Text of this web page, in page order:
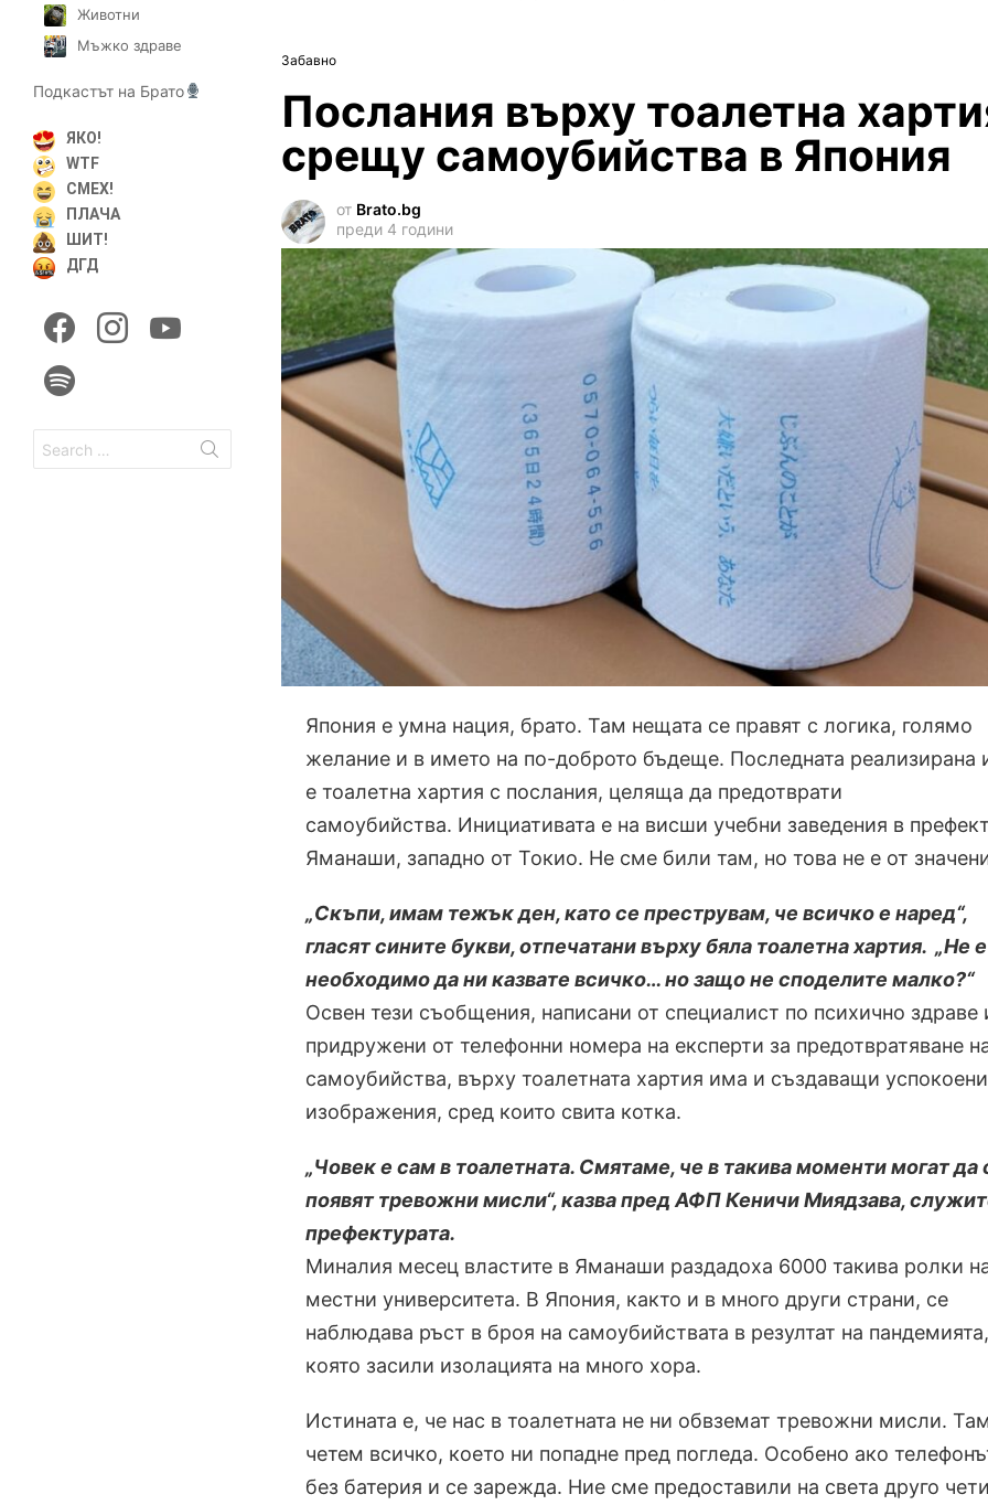
Забавно
Послания върху тоалетна
срещу самоубийства в Япония
от Brato.bg
преди 4 години
Япония е умна нация, брато. Там нещата се правят с логика, голямо
желание и в името на по-доброто бъдеще. Последната реализирана
е тоалетна хартия с послания, целяща да предотврати
самоубийства. Инициативата е на висши учебни заведения в
Яманаши, западно от Токио. Не сме били там, но това не е от
„Скъпи, имам тежък ден, като се преструвам, че всичко е наред“,
гласят сините букви, отпечатани върху бяла тоалетна хартия. „Не е
необходимо да ни казвате всичко… но защо не споделите малко?“
Освен тези съобщения, написани от специалист по психично здраве
придружени от телефонни номера на експерти за предотвратяване
самоубийства, върху тоалетната хартия има и създаващи
изображения, сред които свита котка.
„Човек е сам в тоалетната. Смятаме, че в такива моменти могат да
появят тревожни мисли“, казва пред АФП Кеничи Миядзава,
префектурата.
Миналия месец властите в Яманаши раздадоха 6000 такива ролки
местни университета. В Япония, както и в много други страни, се
наблюдава ръст в броя на самоубийствата в резултат на пандемията,
която засили изолацията на много хора.
Истината е, че нас в тоалетната не ни обвземат тревожни мисли. Там
четем всичко, което ни попадне пред погледа. Особено ако
без батерия и се зарежда. Ние сме предоставили на света друго
Животни
Мъжко здраве
Подкастът на Брато
ЯКО!
WTF
СМЕХ!
ПЛАЧА
ШИТ!
ДГД
for: